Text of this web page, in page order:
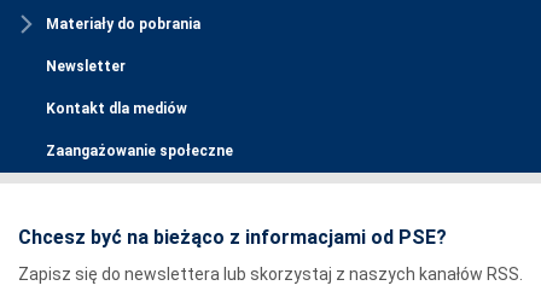
Materiały do pobrania
Newsletter
Kontakt dla mediów
Zaangażowanie społeczne
Chcesz być na bieżąco z informacjami od PSE?
Zapisz się do newslettera lub skorzystaj z naszych kanałów RSS.